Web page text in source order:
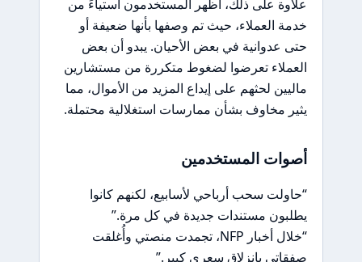
علاوة على ذلك، أظهر المستخدمون استياءً من
خدمة العملاء، حيث تم وصفها بأنها ضعيفة أو
حتى عدوانية في بعض الأحيان. يبدو أن بعض
العملاء تعرضوا لضغوط متكررة من مستشارين
ماليين لحثهم على إيداع المزيد من الأموال، مما
يثير مخاوف بشأن ممارسات استغلالية محتملة.
أصوات المستخدمين
“حاولت سحب أرباحي لأسابيع، لكنهم كانوا
يطلبون مستندات جديدة في كل مرة.”
“خلال أخبار NFP، تجمدت منصتي وأُغلقت
صفقاتي بانزلاق سعري كبير.”